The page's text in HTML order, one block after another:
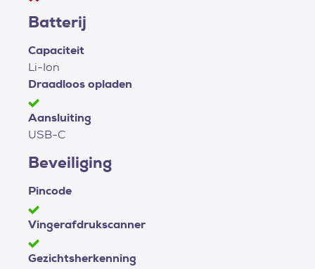
Batterij
Capaciteit
Li-Ion
Draadloos opladen
Aansluiting
USB-C
Beveiliging
Pincode
Vingerafdrukscanner
Gezichtsherkenning